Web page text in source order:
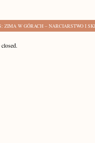
ZIMA W GÓRACH – NARCIARSTWO I